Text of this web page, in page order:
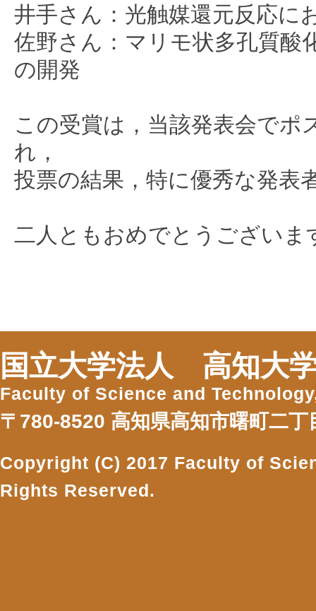
井手さん：光触媒還元反応に
佐野さん：マリモ状多孔質酸
の開発
この受賞は，当該発表会でポ
れ，
投票の結果，特に優秀な発表
二人ともおめでとうございま
国立大学法人 高知大
Faculty of Science and
〒780-8520 高知県高知市曙町二丁
Copyright (C) 2017 Faculty of
Rights Reserved.